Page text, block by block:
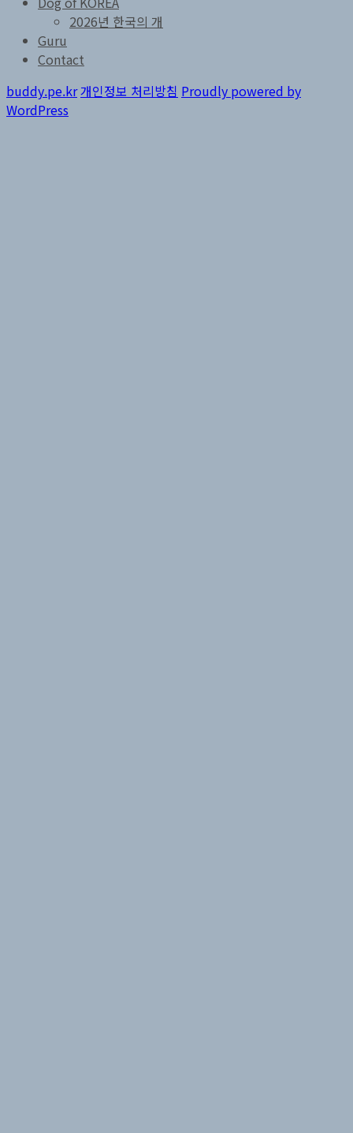
2026년 한국의 개
Guru
Contact
buddy.pe.kr개인정보 처리방침 Proudly powered by
WordPress